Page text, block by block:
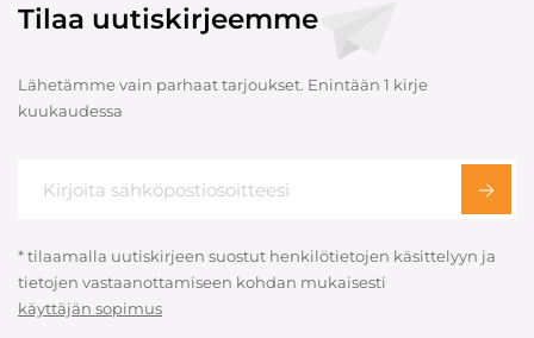
Tilaa uutiskirjeemme
Lähetämme vain parhaat tarjoukset. Enintään 1 kirje
kuukaudessa
* tilaamalla uutiskirjeen suostut henkilötietojen käsittelyyn ja
tietojen vastaanottamiseen kohdan mukaisesti
käyttäjän sopimus